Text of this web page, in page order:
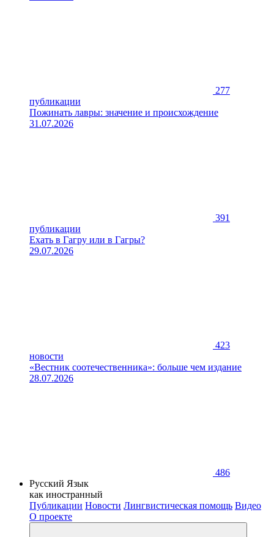
277
публикации
Пожинать лавры: значение и происхождение
31.07.2026
391
публикации
Ехать в Гагру или в Гагры?
29.07.2026
423
новости
«Вестник соотечественника»: больше чем издание
28.07.2026
486
Русский Язык
как иностранный
Публикации Новости Лингвистическая помощь Видео
О проекте